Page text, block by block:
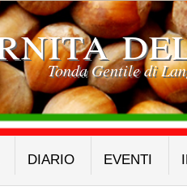
Tonda Gentile di
DIARIO EVENTI